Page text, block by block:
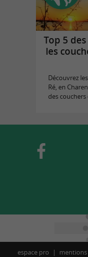
Top 5
les
Découvrez
Ré, en
des couchers
espace pro mentions